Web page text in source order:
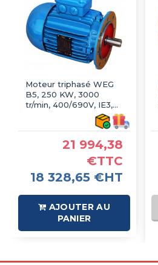
Moteur triphasé WEG
B5, 250 KW, 3000
tr/min, 400/690V, IE3,
21 994,38
€TTC
18 328,65 €HT
AJOUTER AU
PANIER